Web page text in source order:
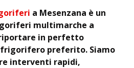
a Mesenzana è un
multimarche a
in perfetto
preferito. Siamo
interventi rapidi,